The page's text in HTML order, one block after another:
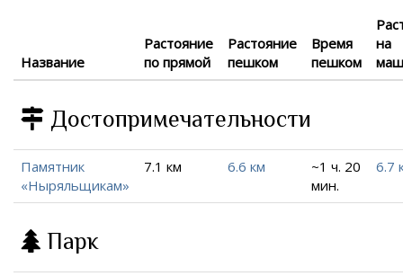
Название
Растояние
по прямой
Растояние
пешком
Время
пешком
на
Достопримечательности
Памятник
«Ныряльщикам»
7.1 км 6.6 км
~1 ч. 20
мин.
6.7
Парк